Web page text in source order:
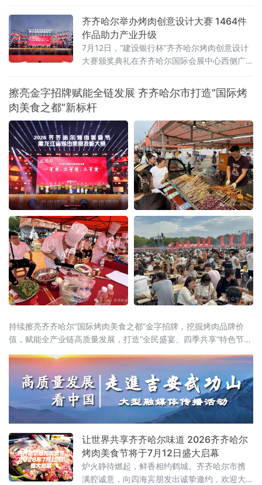
赛事、涉外交流、历史街区、文物遗址多元文
旅资源，破除单点运营、季节受限、业态分散
发展瓶颈，探索特色化、全季节、全域化文旅
融合发展新路径，推动辖区文旅产业从单点景
区提质向全域业态联动升级，激活区域文
齐齐哈尔举办烤肉创意设计大赛 1464件
作品助力产业升级
7月12日，“建设银行杯”齐齐哈尔烤肉创意设计
大赛颁奖典礼在齐齐哈尔国际会展中心西侧广
共收到有效参赛作品1464件，旨在通过创意设
计赋能烤肉产业，推动本土品牌提质升级。地
方有关部门负责人、高校师生、设计从业者、
餐饮企业代表及媒体记者参加典礼，共同见证
优秀设计作品颁奖，并围绕创意成果的产业转
化展开交
擦亮金字招牌赋能全链发展 齐齐哈尔市打造“国际烤
肉美食之都”新标杆
持续擦亮齐齐哈尔“国际烤肉美食之都”金字招牌，挖掘烤肉品牌价
值，赋能全产业链高质量发展，打造“全民盛宴、四季共享”特色节庆
让世界共享齐齐哈尔味道 2026齐齐哈尔
烤肉美食节将于7月12日盛大启幕
炉火静待燃起，鲜香相约鹤城。齐齐哈尔市携
满腔诚意，向四海宾朋发出诚挚邀约，欢迎大